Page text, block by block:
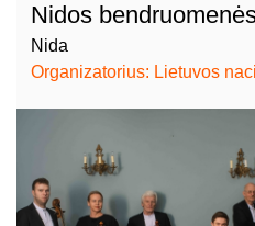
Nidos
Nida
Organizatorius: Lietuvos